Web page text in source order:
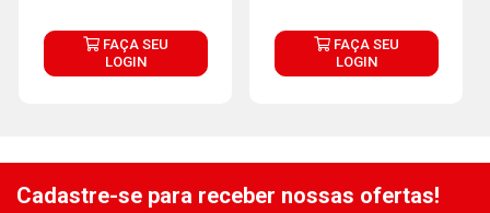
FAÇA SEU
LOGIN
FAÇA SEU
LOGIN
Cadastre-se para receber nossas ofertas!